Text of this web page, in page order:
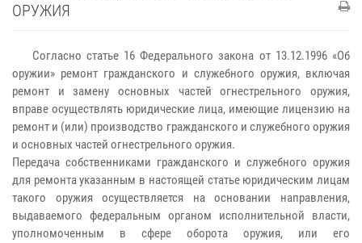
ОРУЖИЯ
Согласно статье 16 Федерального закона от 13.12.1996 «Об
оружии» ремонт гражданского и служебного оружия, включая
ремонт и замену основных частей огнестрельного оружия,
вправе осуществлять юридические лица, имеющие лицензию на
ремонт и (или) производство гражданского и служебного оружия
и основных частей огнестрельного оружия.
Передача собственниками гражданского и служебного оружия
для ремонта указанным в настоящей статье юридическим лицам
такого оружия осуществляется на основании направления,
выдаваемого федеральным органом исполнительной власти,
уполномоченным в сфере оборота оружия, или его